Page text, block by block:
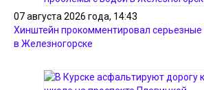
07 августа 2026 года, 14:43
Хинштейн прокомментировал
в Железногорске